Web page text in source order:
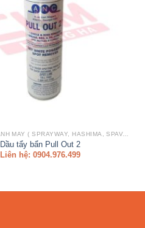
HÓA CHẤT NGÀNH MAY ( SPRAYWAY, HASHIMA, SPAVAN,..)
Dầu tẩy bẩn Pull Out 2
Liên hệ: 0904.976.499